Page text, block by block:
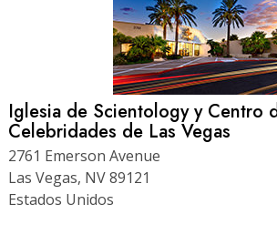
Iglesia de Scientology y Centro
Celebridades de Las Vegas
2761 Emerson Avenue
Las Vegas, NV 89121
Estados Unidos